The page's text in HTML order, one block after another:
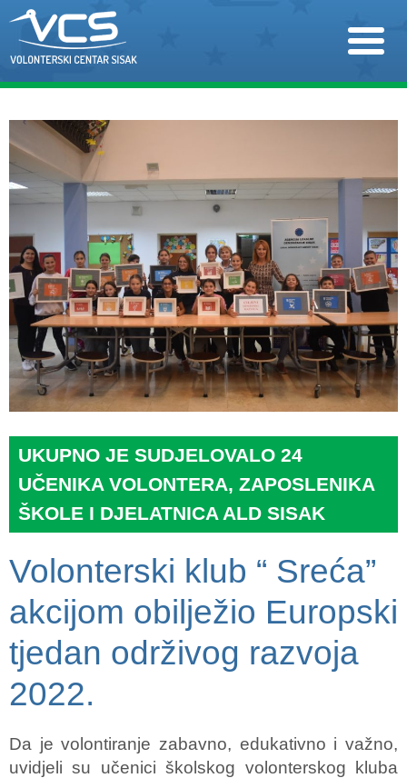
UKUPNO JE SUDJELOVALO 24
UČENIKA VOLONTERA, ZAPOSLENIKA
ŠKOLE I DJELATNICA ALD SISAK
Volonterski klub “ Sreća”
akcijom obilježio Europski
tjedan održivog razvoja
2022.
Da je volontiranje zabavno, edukativno i važno,
uvidjeli su učenici školskog volonterskog kluba